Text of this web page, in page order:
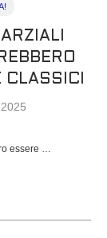
CLASSICI
essere …